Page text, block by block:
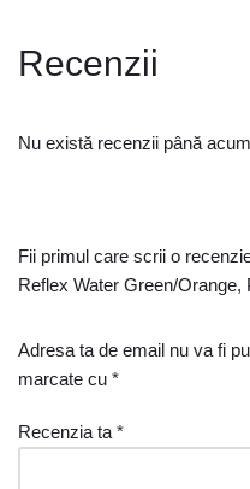
Recenzii
Nu există recenzii până
Fii primul care scrii o
Reflex Water Green/Orange,
Adresa ta de email nu va fi
marcate cu *
Recenzia ta *